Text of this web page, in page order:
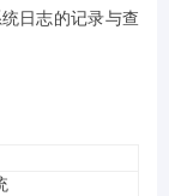
日志的记录与查